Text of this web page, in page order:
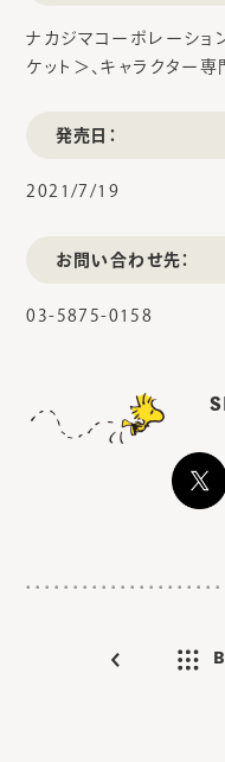
ナカジマコーポレーショ
ケット＞、キャラクター専
発売日：
2021/7/19
お問い合わせ先：
03-5875-0158